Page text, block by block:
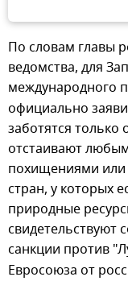
По словам главы
ведомства, для
международного
официально
заботятся
отстаивают
похищениями или
стран, у которых
природные
свидетельствуют
санкции против
Евросоюза от